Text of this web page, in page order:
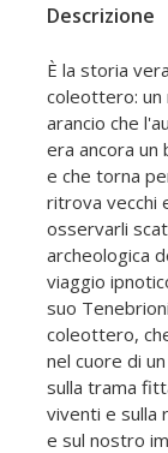
Descrizione
È la storia
coleottero: un
arancio che
era ancora un
e che torna
ritrova vecchi
osservarli
archeologica
viaggio
suo
coleottero,
nel cuore di
sulla trama
viventi e sulla
e sul nostro